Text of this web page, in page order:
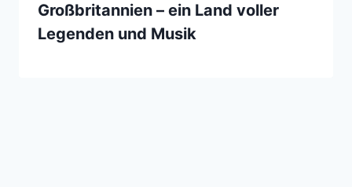
Großbritannien – ein Land voller
Legenden und Musik